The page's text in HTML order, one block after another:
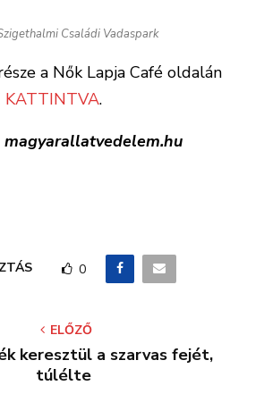
Családi Vadaspark
a Nők Lapja Café oldalán
KATTINTVA.
0
ELŐZŐ
keresztül a szarvas fejét,
túlélte